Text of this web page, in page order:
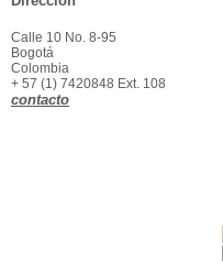
Calle 10 No. 8-95
Bogotá
Colombia
+ 57 (1) 7420848 Ext. 108
contacto